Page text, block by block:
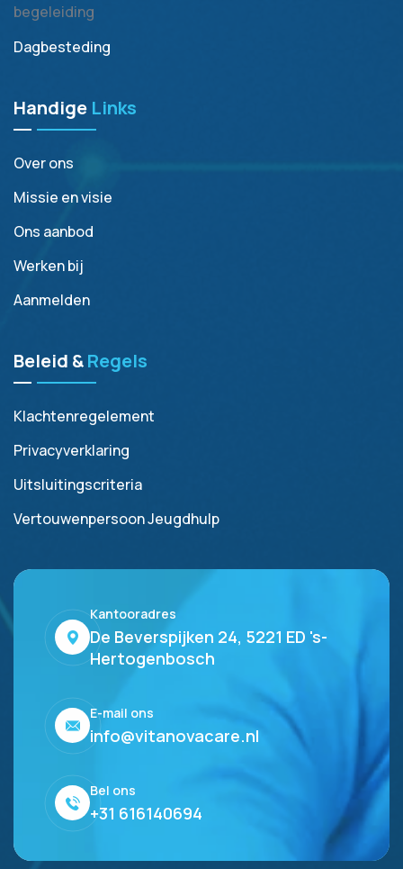
begeleiding
Dagbesteding
Handige Links
Over ons
Missie en visie
Ons aanbod
Werken bij
Aanmelden
Beleid &Regels
Klachtenregelement
Privacyverklaring
Uitsluitingscriteria
Vertouwenpersoon Jeugdhulp
Kantooradres
De Beverspijken 24, 5221 ED 's-
Hertogenbosch
E-mail ons
info@vitanovacare.nl
Bel ons
+31 616140694